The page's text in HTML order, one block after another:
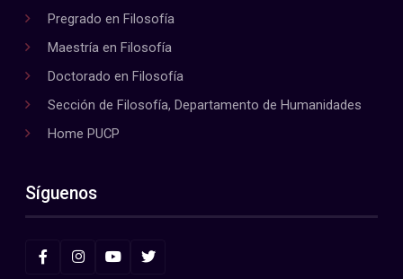
Pregrado en Filosofía
Maestría en Filosofía
Doctorado en Filosofía
Sección de Filosofía, Departamento de Humanidades
Home PUCP
Síguenos